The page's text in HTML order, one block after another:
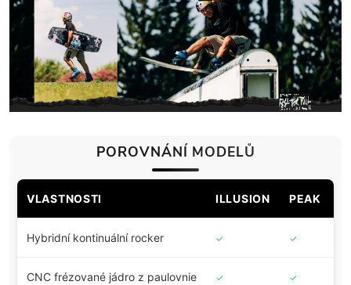
POROVNÁNÍ MODELŮ
VLASTNOSTI ILLUSION PEAK
Hybridní kontinuální rocker ✓ ✓
CNC frézované jádro z paulovnie ✓ ✓